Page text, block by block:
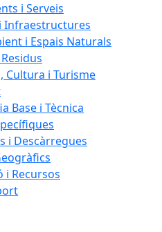
i Serveis
Infraestructures
i Espais Naturals
Cultura i Turisme
Base i Tècnica
i Descàrregues
i Recursos